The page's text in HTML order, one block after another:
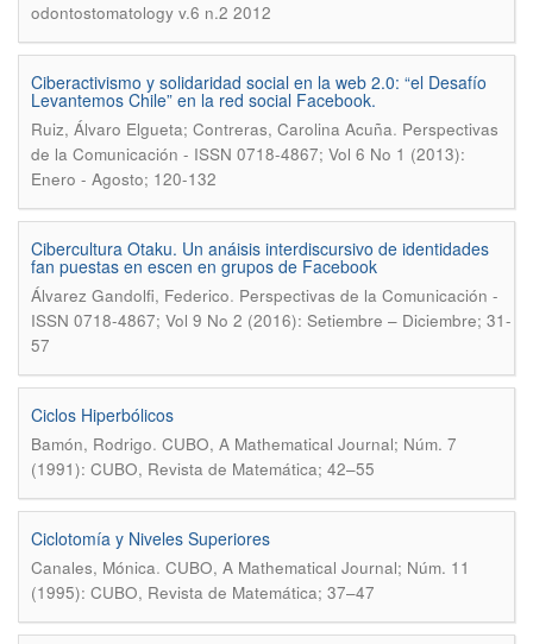
odontostomatology v.6 n.2 2012
Ciberactivismo y solidaridad social en la web 2.0: “el Desafío
Levantemos Chile” en la red social Facebook.
Ruiz, Álvaro Elgueta; Contreras, Carolina Acuña. Perspectivas
de la Comunicación - ISSN 0718-4867; Vol 6 No 1 (2013):
Enero - Agosto; 120-132
Cibercultura Otaku. Un anáisis interdiscursivo de identidades
fan puestas en escen en grupos de Facebook
Álvarez Gandolfi, Federico. Perspectivas de la Comunicación -
ISSN 0718-4867; Vol 9 No 2 (2016): Setiembre – Diciembre; 31-
57
Ciclos Hiperbólicos
Bamón, Rodrigo. CUBO, A Mathematical Journal; Núm. 7
(1991): CUBO, Revista de Matemática; 42–55
Ciclotomía y Niveles Superiores
Canales, Mónica. CUBO, A Mathematical Journal; Núm. 11
(1995): CUBO, Revista de Matemática; 37–47